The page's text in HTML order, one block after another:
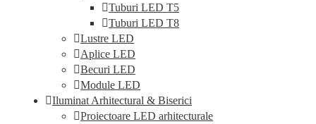
Tuburi LED T5
Tuburi LED T8
Lustre LED
Aplice LED
Becuri LED
Module LED
Iluminat Arhitectural & Biserici
Proiectoare LED arhitecturale